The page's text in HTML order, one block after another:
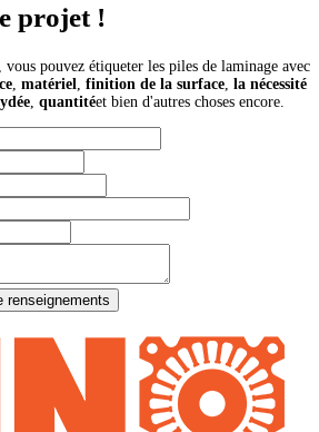
projet !
pouvez étiqueter les piles de laminage avec
matériel finition de la surface la nécessité
quantitéet bien d'autres choses encore.
renseignements